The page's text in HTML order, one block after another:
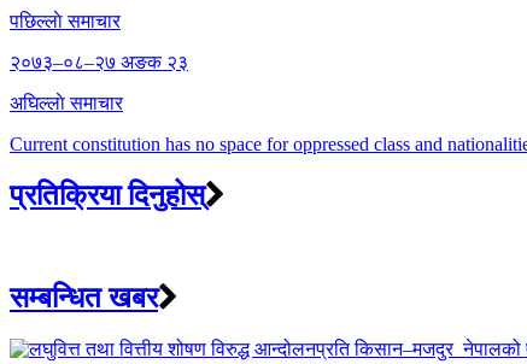
Post
navigation
पछिल्लाे समाचार
२०७३–०८–२७ अङक २३
अघिल्लाे समाचार
Current constitution has no space for oppressed class and
प्रतिक्रिया दिनुहोस्
सम्बन्धित खबर